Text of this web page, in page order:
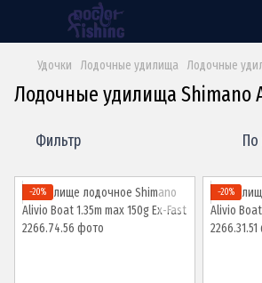
Удочки Лодочные удилища Лодочные
Лодочные удилища Shimano
Фильтр По
−20% −20%